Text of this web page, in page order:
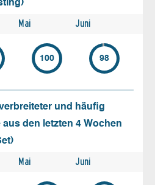
Mai Juni
100 98
und häufig
den letzten 4 Wochen
Mai Juni